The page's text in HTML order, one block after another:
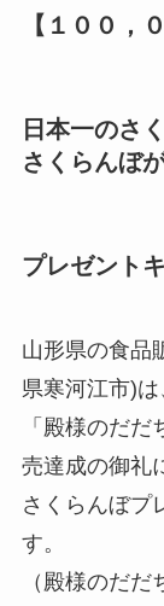
【１００，
日本一のさ
さくらんぼ
プレゼント
山形県の食品
県寒河江市)は
「殿様のだ
売達成の御礼
さくらんぼプ
す。
（殿様のだ